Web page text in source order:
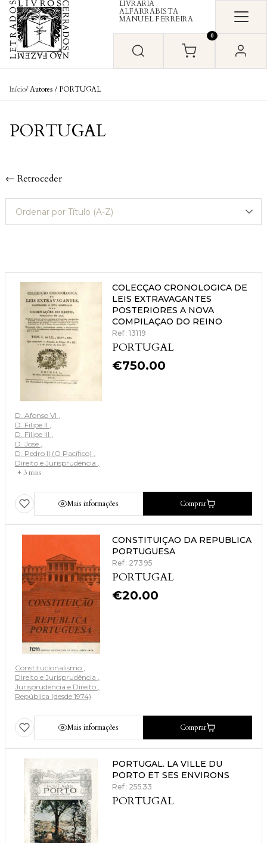
Skip to content
LIVRARIA
ALFARRABISTA
MANUEL FERREIRA
0
Início/ Autores / PORTUGAL
PORTUGAL
← Retroceder
COLECÇAO CRONOLOGICA DE
LEIS EXTRAVAGANTES
POSTERIORES A NOVA
COMPILAÇAO DO REINO
Ref: 13119
PORTUGAL
€750.00
D. Afonso VI
D. Filipe II
D. Filipe III
D. José
D. Pedro II (O Pacífico)
Direito e Jurisprudência
+ 3 mais
Mais informações Comprar
CONSTITUIÇAO DA REPUBLICA
PORTUGUESA
Ref: 27395
PORTUGAL
€20.00
Constitucionalismo
Direito e Jurisprudência
Jurisprudência e Direito
República (desde 1974)
Mais informações Comprar
PORTUGAL. LA VILLE DU
PORTO ET SES ENVIRONS
Ref: 25533
PORTUGAL